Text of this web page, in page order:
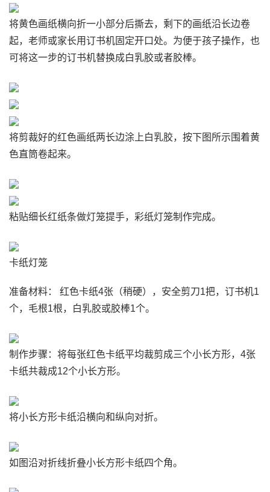
将黄色画纸横向折一小部分后撕去，剩下的画纸沿长边卷
起，老师或家长用订书机固定开口处。为便于孩子操作，也
可将这一步的订书机替换成白乳胶或者胶棒。
将剪裁好的红色画纸两长边涂上白乳胶，按下图所示围着黄
色直筒卷起来。
粘贴细长红纸条做灯笼提手，彩纸灯笼制作完成。
卡纸灯笼
准备材料： 红色卡纸4张（稍硬），安全剪刀1把，订书机1
个，毛根1根，白乳胶或胶棒1个。
制作步骤：将每张红色卡纸平均裁剪成三个小长方形，4张
卡纸共裁成12个小长方形。
将小长方形卡纸沿横向和纵向对折。
如图沿对折线折叠小长方形卡纸四个角。